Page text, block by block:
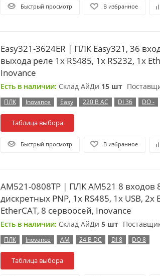
Быстрый просмотр В избранное
Easy321-3624ER | ПЛК Easy321, 36
выхода реле 1x RS485, 1x RS232, 1x
Inovance
Есть в наличии: Склад АйДи 15 шт
ПЛК Inovance Easy 220 В AC DI 36 DO -
Таблица выбора
Быстрый просмотр В избранное
AM521-0808TP | ПЛК AM521 8 входов
дискретных PNP, 1x RS485, 1x USB, 2x
EtherCAT, 8 сервоосей, Inovance
Есть в наличии: Склад АйДи 5 шт
ПЛК Inovance AM 24 В DC DI 8 DO 8
Таблица выбора